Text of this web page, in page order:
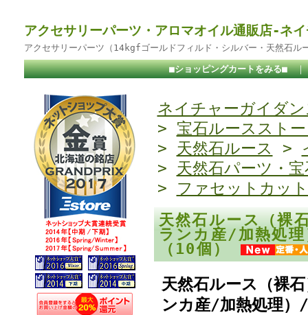
アクセサリーパーツ・アロマオイル通販店-ネ
アクセサリーパーツ（14kgfゴールドフィルド・シルバー・天然石ル
■ショッピングカートをみる■
ネイチャーガイダン
> 宝石ルーススト
> 天然石ルース >
> 天然石パーツ・
> ファセットカット
天然石ルース（裸
ランカ産/加熱処
（10個）
天然石ルース（裸
ンカ産/加熱処理）